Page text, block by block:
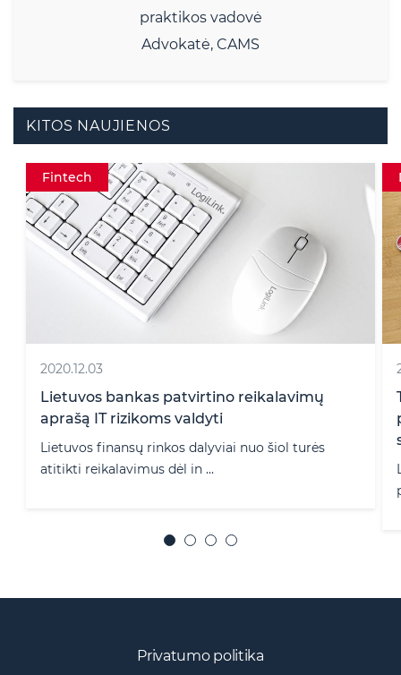
praktikos vadovė
Advokatė, CAMS
KITOS NAUJIENOS
Fintech
2020.12.03
Lietuvos bankas patvirtino reikalavimų
aprašą IT rizikoms valdyti
Lietuvos finansų rinkos dalyviai nuo šiol turės
atitikti reikalavimus dėl in ...
Privatumo politika